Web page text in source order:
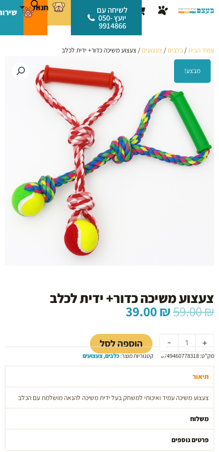
לתוכן
עגלת
קניות
לשיחה עם
יועץ 050-
9914866
חנות
עמוד הבית/ כלבים / צעצועים / צעצוע משיכה כדור+ ידית לכלב
מבצע!
צעצוע משיכה כדור+ ידית לכלב
59.00₪ המחיר
המקורי
היה:
59.00 ₪.
39.00₪ המחיר
הוא:
39.00 ₪. -
של
צעצוע
משיכה
כדור+
לכלב
+ הוספה לסל
מק"ט:0749460778318 קטגוריות מוצר:כלבים,צעצועים
תיאור
צעצוע משיכה עמיד ואיכותי למשחק בעל ידית משיכה להנאה מושלמת עם הכלב
משלוח
פרטים נוספים